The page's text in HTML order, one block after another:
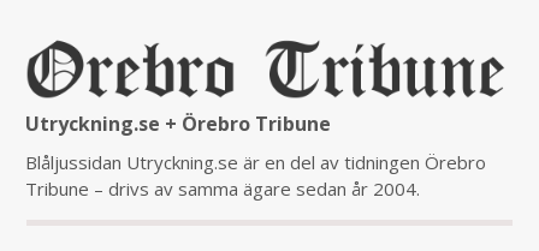
Utryckning.se + Örebro Tribune
Blåljussidan Utryckning.se är en del av tidningen Örebro
Tribune – drivs av samma ägare sedan år 2004.